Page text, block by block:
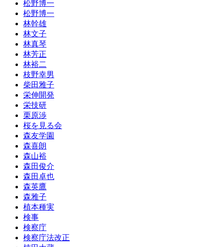
松野博一
松野博一
林幹雄
林文子
林真琴
林芳正
林裕二
枝野幸男
柴田雅子
栄伸開発
栄技研
栗原渉
桜を見る会
森友学園
森喜朗
森山裕
森田俊介
森田卓也
森英鷹
森雅子
植本種実
検事
検察庁
検察庁法改正